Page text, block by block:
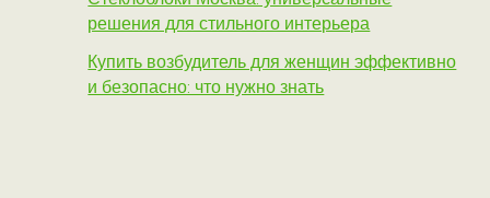
решения для стильного интерьера
Купить возбудитель для женщин эффективно
и безопасно: что нужно знать